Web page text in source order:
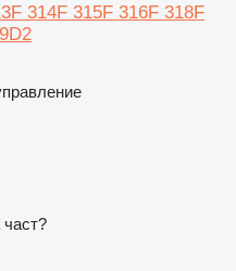
314F 315F 316F 318F